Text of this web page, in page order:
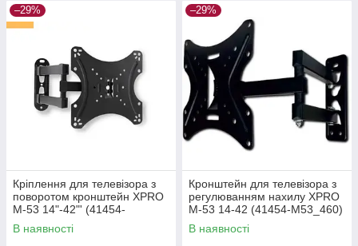
–29%
Кріплення для телевізора з
поворотом кронштейн XPRO
M-53 14"-42"' (41454-
M53_418)
В наявності
–29%
Кронштейн для телевізора з
регулюванням нахилу XPRO
M-53 14-42 (41454-M53_460)
В наявності